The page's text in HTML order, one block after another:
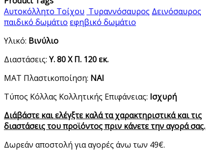
Αυτοκόλλητο Τοίχου Τυραννόσαυρος Δεινόσαυρος
παιδικό δωμάτιο εφηβικό δωμάτιο
Υλικό: Βινύλιο
Διαστάσεις: Υ. 80 Χ Π. 120 εκ.
ΜΑΤ Πλαστικοποίηση: ΝΑΙ
Τύπος Κόλλας Κολλητικής Επιφάνειας: Ισχυρή
Διάβάστε και ελέγξτε καλά τα χαρακτηριστικά και τις
διαστάσεις του προϊόντος πριν κάνετε την αγορά σας.
Δωρεάν αποστολή για αγορές άνω των 49€.